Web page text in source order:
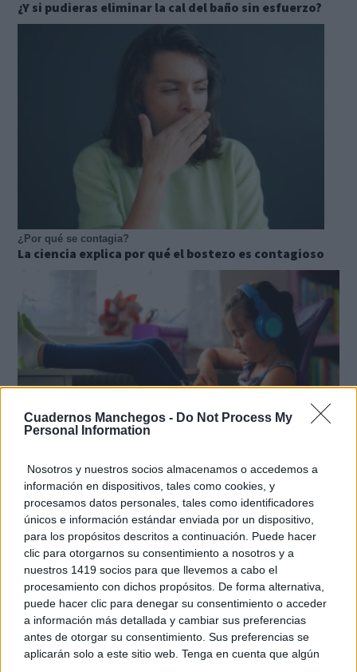
Cuadernos Manchegos - Do Not Process My
Personal Information
Nosotros y nuestros socios almacenamos o accedemos a
información en dispositivos, tales como cookies, y
procesamos datos personales, tales como identificadores
únicos e información estándar enviada por un dispositivo,
para los propósitos descritos a continuación. Puede hacer
clic para otorgarnos su consentimiento a nosotros y a
nuestros 1419 socios para que llevemos a cabo el
procesamiento con dichos propósitos. De forma alternativa,
puede hacer clic para denegar su consentimiento o acceder
a información más detallada y cambiar sus preferencias
antes de otorgar su consentimiento. Sus preferencias se
aplicarán solo a este sitio web. Tenga en cuenta que algún
¿Y si pudieras eliminar la cal del baño sin esfuerzo?
¿Por qué se contagia?
La ciencia explica por qué el bostezo es contagioso
Tu memoria y la música
Esa canción antigua que no olvidas tiene una
explicación